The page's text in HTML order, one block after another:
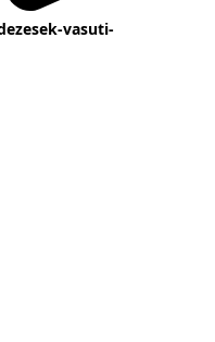
vasuti-